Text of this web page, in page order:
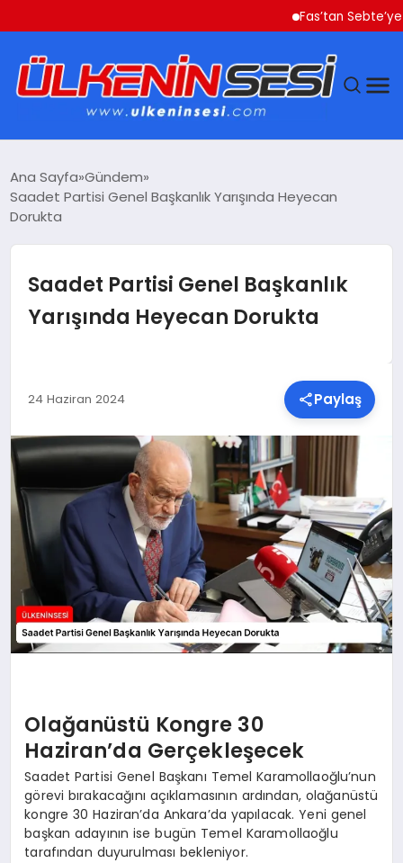
Fas’tan Sebte’ye
EKONOMI
SIYASET
SPOR
TEKNOLOJI
YAŞAM
MALATYA HABERLERI
Ana Sayfa Gündem
Saadet Partisi Genel Başkanlık Yarışında Heyecan
Dorukta
Saadet Partisi Genel Başkanlık
Yarışında Heyecan Dorukta
24 Haziran 2024 Paylaş
Olağanüstü Kongre 30
Haziran’da Gerçekleşecek
Saadet Partisi Genel Başkanı Temel Karamollaoğlu’nun
görevi bırakacağını açıklamasının ardından, olağanüstü
kongre 30 Haziran’da Ankara’da yapılacak. Yeni genel
başkan adayının ise bugün Temel Karamollaoğlu
tarafından duyurulması bekleniyor.